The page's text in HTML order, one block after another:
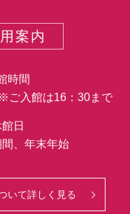
案内
時間
入館は16：30まで
日
、年末年始
いて詳しく見る